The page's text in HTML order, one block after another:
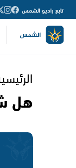
تابع راديو الشمس
هل